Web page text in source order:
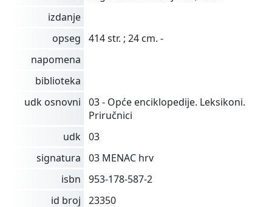
izdanje
opseg
414 str. ; 24 cm. -
napomena
biblioteka
udk osnovni
03 - Opće enciklopedije. Leksikoni.
Priručnici
udk 03
signatura
03 MENAC hrv
isbn
953-178-587-2
id broj
23350